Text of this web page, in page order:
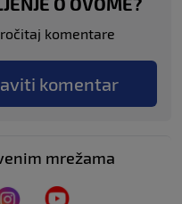
komentare
komentar
mrežama